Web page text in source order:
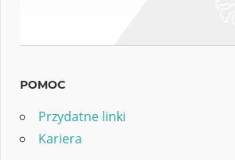
POMOC
Przydatne linki
Kariera